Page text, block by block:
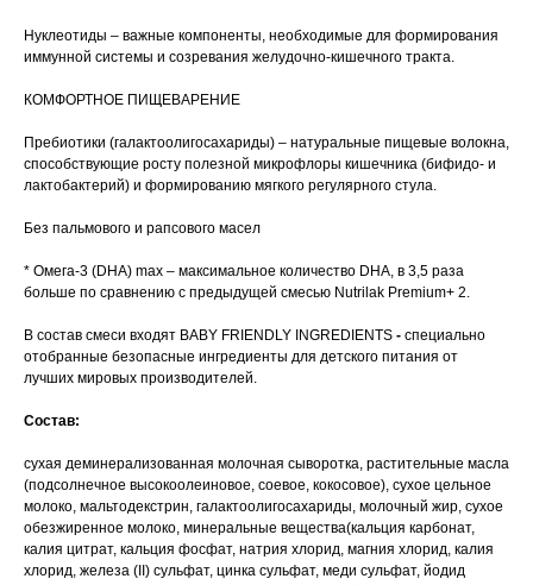
Нуклеотиды – важные компоненты, необходимые для формирования
иммунной системы и созревания желудочно-кишечного тракта.
КОМФОРТНОЕ ПИЩЕВАРЕНИЕ
Пребиотики (галактоолигосахариды) – натуральные пищевые волокна,
способствующие росту полезной микрофлоры кишечника (бифидо- и
лактобактерий) и формированию мягкого регулярного стула.
Без пальмового и рапсового масел
* Омега-3 (DHA) max – максимальное количество DHA, в 3,5 раза
больше по сравнению с предыдущей смесью Nutrilak Premium+ 2.
В состав смеси входят BABY FRIENDLY INGREDIENTS - специально
отобранные безопасные ингредиенты для детского питания от
лучших мировых производителей.
Состав:
сухая деминерализованная молочная сыворотка, растительные масла
(подсолнечное высокоолеиновое, соевое, кокосовое), сухое цельное
молоко, мальтодекстрин, галактоолигосахариды, молочный жир, сухое
обезжиренное молоко, минеральные вещества(кальция карбонат,
калия цитрат, кальция фосфат, натрия хлорид, магния хлорид, калия
хлорид, железа (II) сульфат, цинка сульфат, меди сульфат, йодид